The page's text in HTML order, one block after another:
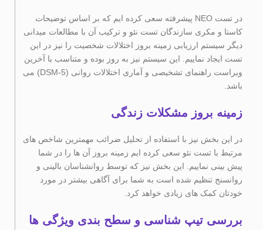
در تست NEO پیشرفته سعی کرده ایم که بر اساس توضیحات
کاستا و مکری سازندگان تست نئو و ترکیب آن با مطالعات میدانی
دیگر سیستم ارزیابی زمینه بروز اختلالات شخصیت را نیز در این
تست ایجاد نماییم. این سیستم نیز به روز بوده و متناسب با آخرین
ویراست راهنمای تشخیصی و آماری اختلالات روانی (DSM-5) می
باشد.
زمینه بروز مشکلات زندگی
در این بخش نیز با استفاده از تحلیل ضرائب مهمترین شاخص های
مرتبط با تست نئو سعی کرده ایم زمینه بروز آن ها را در شما
پیش بینی نماییم. این بخش نیز که توسط روانشناسان بالینی و
روانسنج تنظیم شده است به شما برای آگاهی بیشتر در مورد
خودتان کمک های زیادی خواهد کرد.
بررسی تیپ شناسی و سطح بندی ویژگی ها